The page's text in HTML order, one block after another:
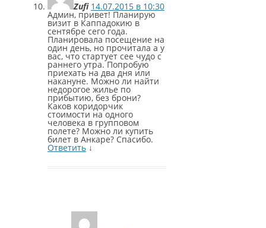
Zufi 14.07.2015 в 10:30
Админ, привет! Планирую
визит в Каппадокию в
сентябре сего года.
Планировала посещение на
один день, но прочитала а у
вас, что стартует сее чудо с
раннего утра. Попробую
приехать на два дня или
накануне. Можно ли найти
недорогое жилье по
прибытию, без брони?
Каков коридорчик
стоимости на одного
человека в групповом
полете? Можно ли купить
билет в Анкаре? Спасибо.
Ответить ↓